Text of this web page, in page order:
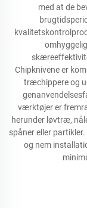
med at de
Chipknivene er
træchippere og
værktøjer er
herunder løvtræ,
spåner eller
og nem